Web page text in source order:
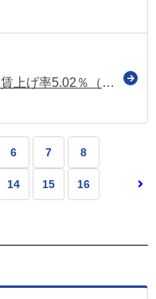
令和8年春闘 第6回回答集計 賃上げ率5.02％（昨年同時期比0.24ポイント減） 中小では4.70％（昨年同時期と同水準）（連合）
6 7 8
14 15 16